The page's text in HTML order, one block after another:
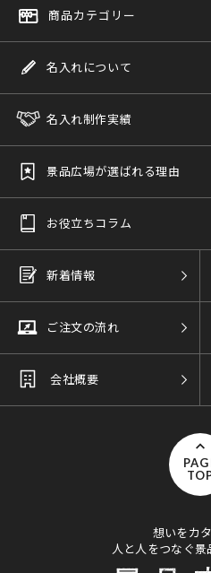
商品カテゴリー
名入れについて
名入れ制作実績
景品広場が選ばれる理由
お役立ちコラム
新着情報
ご注文の流れ
会社概要
想いをカタ
人と人をつなぐ景